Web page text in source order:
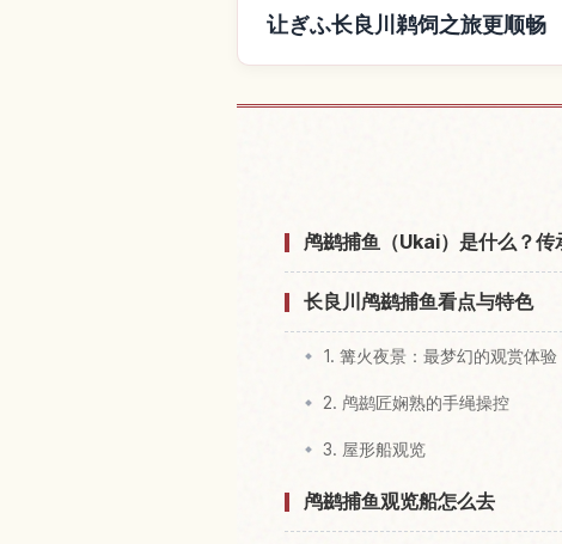
让ぎふ长良川鹈饲之旅更顺畅
鸬鹚捕鱼（Ukai）是什么？
长良川鸬鹚捕鱼看点与特色
1. 篝火夜景：最梦幻的观赏体验
2. 鸬鹚匠娴熟的手绳操控
3. 屋形船观览
鸬鹚捕鱼观览船怎么去